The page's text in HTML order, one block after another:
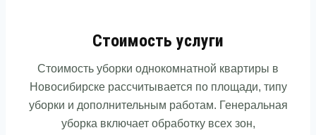
Стоимость услуги
Стоимость уборки однокомнатной квартиры в
Новосибирске рассчитывается по площади, типу
уборки и дополнительным работам. Генеральная
уборка включает обработку всех зон,